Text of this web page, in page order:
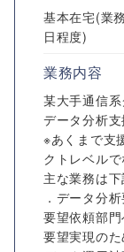
基本在宅(業
日程度)
業務内容
某大手通信
データ分析支
※あくまで支
クトレベルで
主な業務は下
．データ分
要望依頼部
要望実現の